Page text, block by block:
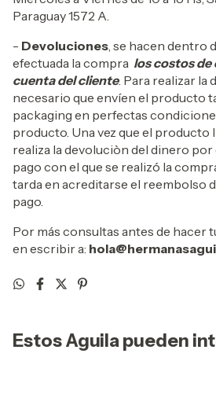
Paraguay 1572 A.
- Devoluciones , se hacen dentro
efectuada la compra los costos de
cuenta del cliente. Para realizar la
necesario que envíen el producto
packaging en perfectas
producto. Una vez que el producto
realiza la devoluciòn del dinero
pago con el que se realizó la
tarda en acreditarse el reembolso
pago.
Por más consultas antes de hacer
en escribir a:
Estos Aguila pueden